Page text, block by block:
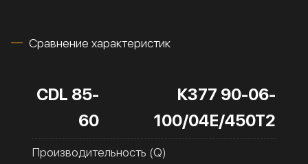
Сравнение характеристик
CDL 85-
60
К377 90-06-
100/04Е/450Т2
Производительность (Q)